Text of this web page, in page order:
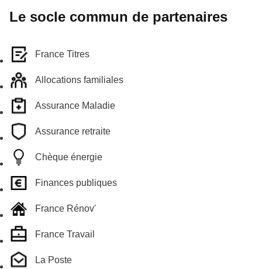
Le socle commun de partenaires
France Titres
Allocations familiales
Assurance Maladie
Assurance retraite
Chèque énergie
Finances publiques
France Rénov'
France Travail
La Poste